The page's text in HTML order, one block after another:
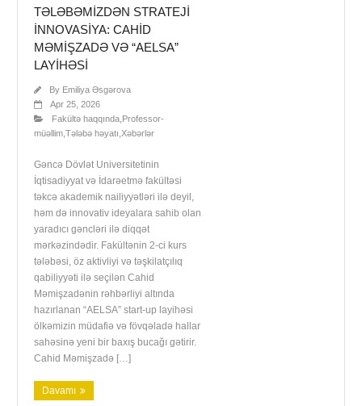
TƏLƏBƏMIZDƏN STRATEJI
INNOVASIYA: CAHID
MƏMIŞZADƏ VƏ “AELSA”
LAYIHƏSI
By Emiliya Əsgərova
Apr 25, 2026
Fakültə haqqında, Professor-
müəllim, Tələbə həyatı Xəbərlər
Gəncə Dövlət Universitetinin
İqtisadiyyat və İdarəetmə fakültəsi
təkcə akademik nailiyyətləri ilə deyil,
həm də innovativ ideyalara sahib olan
yaradıcı gəncləri ilə diqqət
mərkəzindədir. Fakültənin 2-ci kurs
tələbəsi, öz aktivliyi və təşkilatçılıq
qabiliyyəti ilə seçilən Cahid
Məmişzadənin rəhbərliyi altında
hazırlanan “AELSA” start-up layihəsi
ölkəmizin müdafiə və fövqəladə hallar
sahəsinə yeni bir baxış bucağı gətirir.
Cahid Məmişzadə […]
Davamı